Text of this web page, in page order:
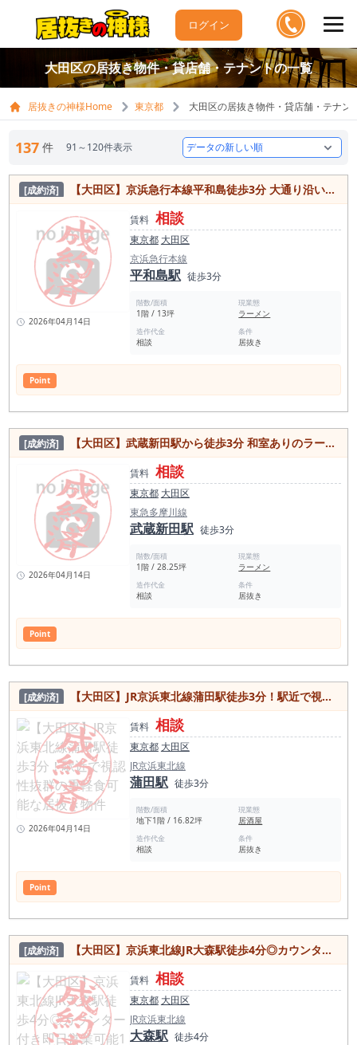
ログイン
大田区の居抜き物件・貸店舗・テナントの一覧
居抜きの神様Home 東京都 大田区の居抜き物件・貸店舗・テナン
137 件 91～120件表示
[成約済] 【大田区】京浜急行本線平和島徒歩3分 大通り沿いの角地店舗で看板の確保◎即日営業可能ラーメン屋居抜き物件
2026年04月14日
賃料 相談
東京都 大田区
京浜急行本線
平和島駅 徒歩3分
階数/面積
1階 / 13坪
現業態
ラーメン
造作代金
相談
条件
居抜き
Point
[成約済] 【大田区】武蔵新田駅から徒歩3分 和室ありのラーメン店、引き渡し条件も相談可能物件
2026年04月14日
賃料 相談
東京都 大田区
東急多摩川線
武蔵新田駅 徒歩3分
階数/面積
1階 / 28.25坪
現業態
ラーメン
造作代金
相談
条件
居抜き
Point
[成約済] 【大田区】JR京浜東北線蒲田駅徒歩3分！駅近で視認性抜群の重軽食可能な居抜き物件
2026年04月14日
賃料 相談
東京都 大田区
JR京浜東北線
蒲田駅 徒歩3分
階数/面積
地下1階 / 16.82坪
現業態
居酒屋
造作代金
相談
条件
居抜き
Point
[成約済] 【大田区】京浜東北線JR大森駅徒歩4分◎カウンター付き即日営業可能1階居抜き物件
賃料 相談
東京都 大田区
JR京浜東北線
大森駅 徒歩4分